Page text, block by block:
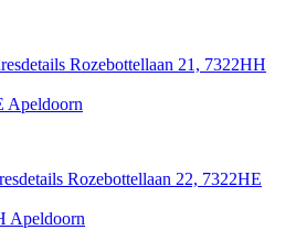
Rozebottellaan 21, 7322HH
Apeldoorn
Rozebottellaan 22, 7322HE
Apeldoorn